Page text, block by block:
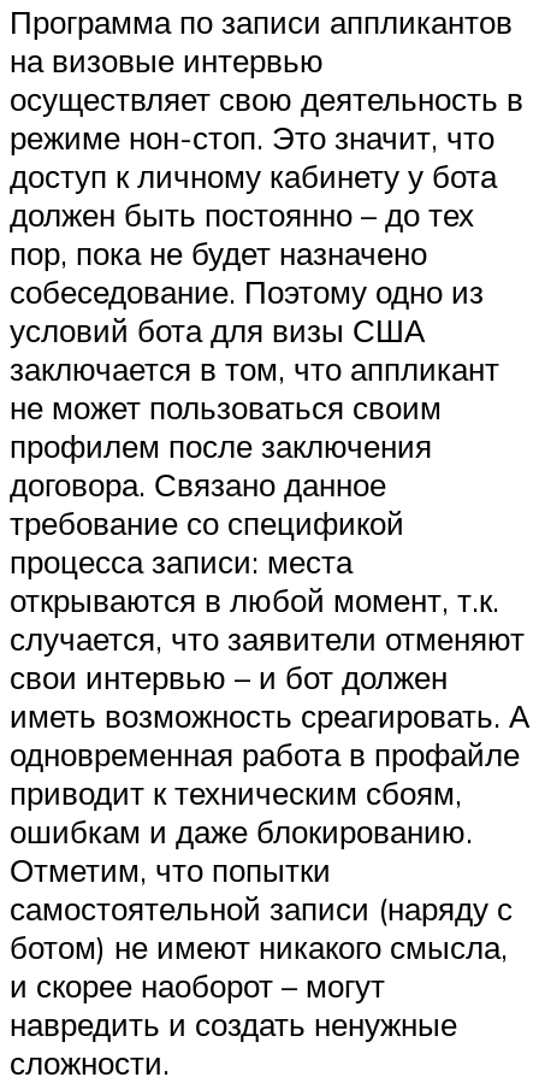
Программа по записи аппликантов
на визовые интервью
осуществляет свою деятельность в
режиме нон-стоп. Это значит, что
доступ к личному кабинету у бота
должен быть постоянно – до тех
пор, пока не будет назначено
собеседование. Поэтому одно из
условий бота для визы США
заключается в том, что аппликант
не может пользоваться своим
профилем после заключения
договора. Связано данное
требование со спецификой
процесса записи: места
открываются в любой момент, т.к.
случается, что заявители отменяют
свои интервью – и бот должен
иметь возможность среагировать. А
одновременная работа в профайле
приводит к техническим сбоям,
ошибкам и даже блокированию.
Отметим, что попытки
самостоятельной записи (наряду с
ботом) не имеют никакого смысла,
и скорее наоборот – могут
навредить и создать ненужные
сложности.